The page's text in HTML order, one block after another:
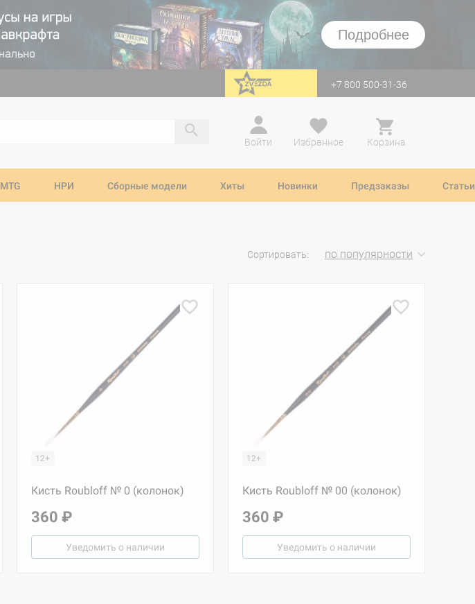
Подробнее
перейти на Zvezda +7 800 500-31-36
Войти
Избранное Корзина
MTG НРИ Сборные модели Хиты Новинки Предзаказы Статьи
Сортировать: по популярности
12+
Кисть Roubloff № 0 (колонок)
360 ₽
Уведомить о наличии
12+
Кисть Roubloff № 00 (колонок)
360 ₽
Уведомить о наличии